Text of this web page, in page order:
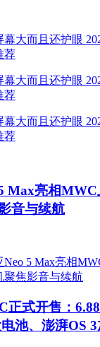
Max亮相
音与续航
正式开售：6.88
池、澎湃OS